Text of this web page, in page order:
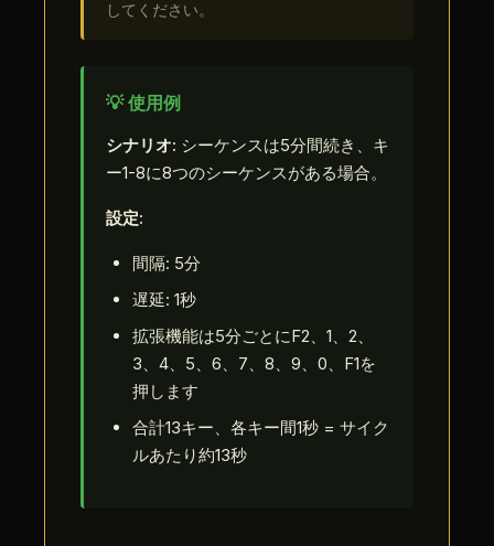
してください。
💡 使用例
シナリオ: シーケンスは5分間続き、キ
ー1-8に8つのシーケンスがある場合。
設定:
間隔: 5分
遅延: 1秒
拡張機能は5分ごとにF2、1、2、
3、4、5、6、7、8、9、0、F1を
押します
合計13キー、各キー間1秒 = サイク
ルあたり約13秒